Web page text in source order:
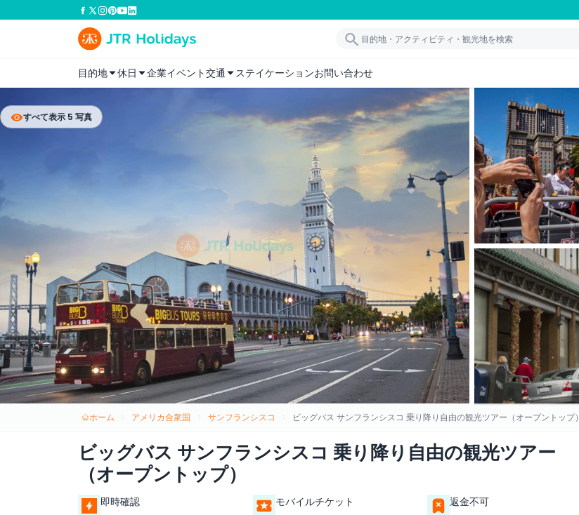
目的地 休日 企業イベント交通 ステイケーションお問い合わせ
すべて表示 5 写真
ホーム アメリカ合衆国 サンフランシスコ ビッグバス サンフランシスコ 乗り降り自由の観光ツアー（オープントップ）
ビッグバス サンフランシスコ 乗り降り自由の観光ツアー
（オープントップ）
即時確認 モバイルチケット 返金不可